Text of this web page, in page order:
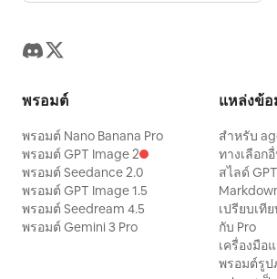
พรอมต์
พรอมต์ Nano Banana Pro
พรอมต์ GPT Image 2
พรอมต์ Seedance 2.0
พรอมต์ GPT Image 1.5
พรอมต์ Seedream 4.5
พรอมต์ Gemini 3 Pro
แหล่งข้
สำหรับ
ทางเลือก
สไลด์
เปรียบเที
กับ Pro
เครื่องมือ
พรอมต์รูป